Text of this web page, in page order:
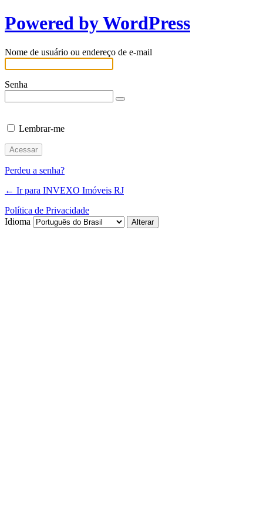
Powered by WordPress
Nome de usuário ou endereço de e-mail
Senha
Lembrar-me
Perdeu a senha?
← Ir para INVEXO Imóveis RJ
Política de Privacidade
Idioma